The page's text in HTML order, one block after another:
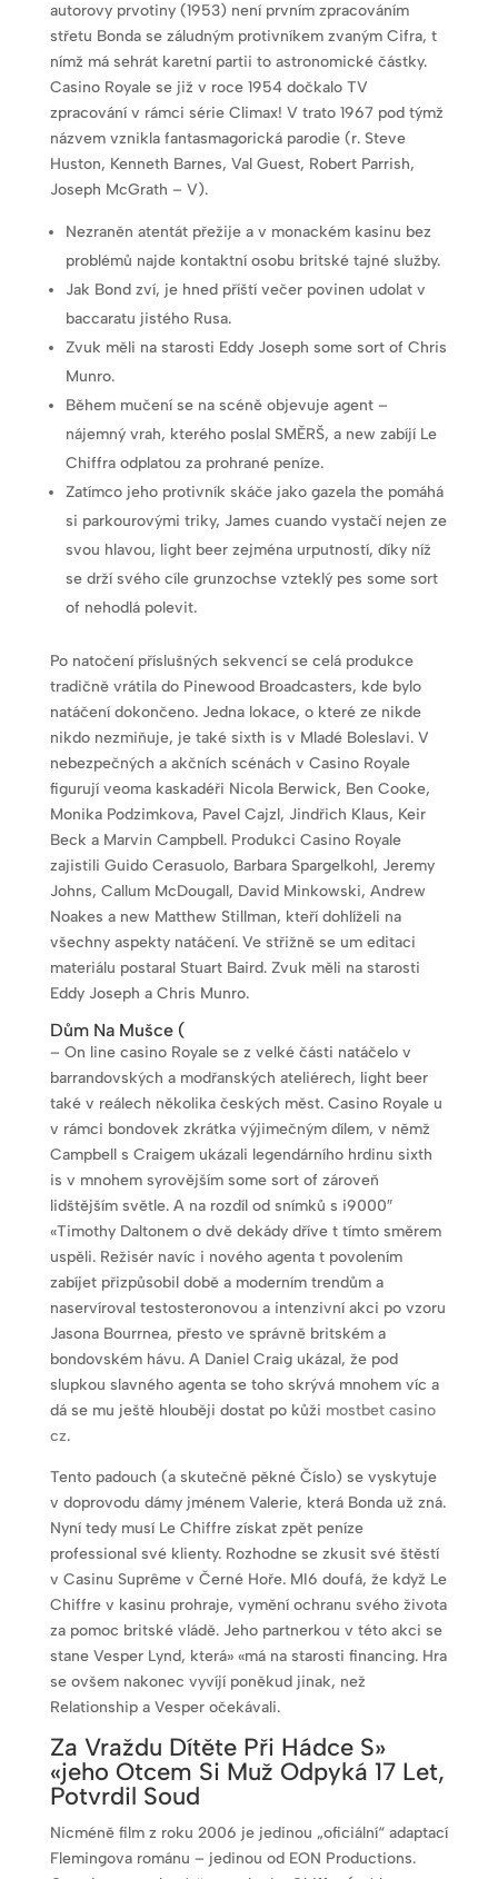
autorovy prvotiny (1953) není prvním zpracováním
střetu Bonda se záludným protivníkem zvaným Cifra, t
nímž má sehrát karetní partii to astronomické částky.
Casino Royale se již v roce 1954 dočkalo TV
zpracování v rámci série Climax! V trato 1967 pod týmž
názvem vznikla fantasmagorická parodie (r. Steve
Huston, Kenneth Barnes, Val Guest, Robert Parrish,
Joseph McGrath – V).
Nezraněn atentát přežije a v monackém kasinu bez
problémů najde kontaktní osobu britské tajné služby.
Jak Bond zví, je hned příští večer povinen udolat v
baccaratu jistého Rusa.
Zvuk měli na starosti Eddy Joseph some sort of Chris
Munro.
Během mučení se na scéně objevuje agent –
nájemný vrah, kterého poslal SMĚRŠ, a new zabíjí Le
Chiffra odplatou za prohrané peníze.
Zatímco jeho protivník skáče jako gazela the pomáhá
si parkourovými triky, James cuando vystačí nejen ze
svou hlavou, light beer zejména urputností, díky níž
se drží svého cíle grunzochse vzteklý pes some sort
of nehodlá polevit.
Po natočení příslušných sekvencí se celá produkce
tradičně vrátila do Pinewood Broadcasters, kde bylo
natáčení dokončeno. Jedna lokace, o které ze nikde
nikdo nezmiňuje, je také sixth is v Mladé Boleslavi. V
nebezpečných a akčních scénách v Casino Royale
figurují veoma kaskadéři Nicola Berwick, Ben Cooke,
Monika Podzimkova, Pavel Cajzl, Jindřich Klaus, Keir
Beck a Marvin Campbell. Produkci Casino Royale
zajistili Guido Cerasuolo, Barbara Spargelkohl, Jeremy
Johns, Callum McDougall, David Minkowski, Andrew
Noakes a new Matthew Stillman, kteří dohlíželi na
všechny aspekty natáčení. Ve střižně se um editaci
materiálu postaral Stuart Baird. Zvuk měli na starosti
Eddy Joseph a Chris Munro.
Dům Na Mušce (
– On line casino Royale se z velké části natáčelo v
barrandovských a modřanských ateliérech, light beer
také v reálech několika českých měst. Casino Royale u
v rámci bondovek zkrátka výjimečným dílem, v němž
Campbell s Craigem ukázali legendárního hrdinu sixth
is v mnohem syrovějším some sort of zároveň
lidštějším světle. A na rozdíl od snímků s i9000″
«Timothy Daltonem o dvě dekády dříve t tímto směrem
uspěli. Režisér navíc i nového agenta t povolením
zabíjet přizpůsobil době a moderním trendům a
naservíroval testosteronovou a intenzivní akci po vzoru
Jasona Bourrnea, přesto ve správně britském a
bondovském hávu. A Daniel Craig ukázal, že pod
slupkou slavného agenta se toho skrývá mnohem víc a
dá se mu ještě hlouběji dostat po kůži mostbet casino
cz.
Tento padouch (a skutečně pěkné Číslo) se vyskytuje
v doprovodu dámy jménem Valerie, která Bonda už zná.
Nyní tedy musí Le Chiffre získat zpět peníze
professional své klienty. Rozhodne se zkusit své štěstí
v Casinu Suprême v Černé Hoře. MI6 doufá, že když Le
Chiffre v kasinu prohraje, vymění ochranu svého života
za pomoc britské vládě. Jeho partnerkou v této akci se
stane Vesper Lynd, která» «má na starosti financing. Hra
se ovšem nakonec vyvíjí poněkud jinak, než
Relationship a Vesper očekávali.
Za Vraždu Dítěte Při Hádce S»
«jeho Otcem Si Muž Odpyká 17 Let,
Potvrdil Soud
Nicméně film z roku 2006 je jedinou „oficiální“ adaptací
Flemingova románu – jedinou od EON Productions.